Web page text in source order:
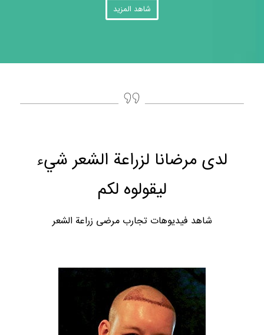
شاهد المزيد
لدى مرضانا لزراعة الشعر شيء
ليقولوه لكم
شاهد فيديوهات تجارب مرضى زراعة الشعر